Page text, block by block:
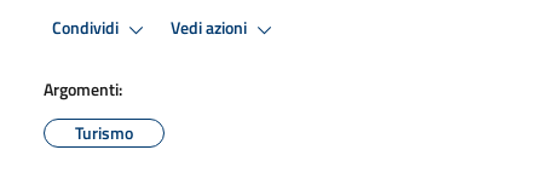
Condividi Vedi azioni
Argomenti:
Turismo